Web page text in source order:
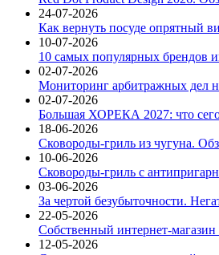
24-07-2026
Как вернуть посуде опрятный
10-07-2026
10 самых популярных брендов
02-07-2026
Мониторинг арбитражных дел
02-07-2026
Большая ХОРЕКА 2027: что
18-06-2026
Сковороды-гриль из чугуна.
10-06-2026
Сковороды-гриль с
03-06-2026
За чертой безубыточности.
22-05-2026
Собственный интернет-
12-05-2026